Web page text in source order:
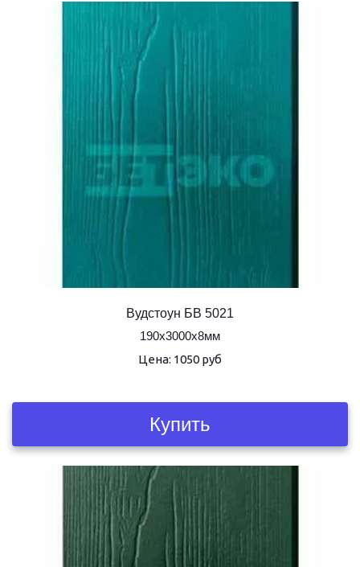
Вудстоун БВ 5021
190х3000х8мм
Цена: 1050 руб
Купить